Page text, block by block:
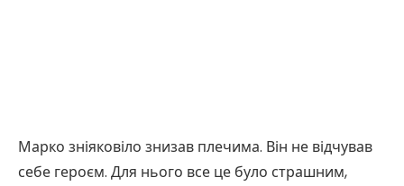
Марко зніяковіло знизав плечима. Він не відчував
себе героєм. Для нього все це було страшним,